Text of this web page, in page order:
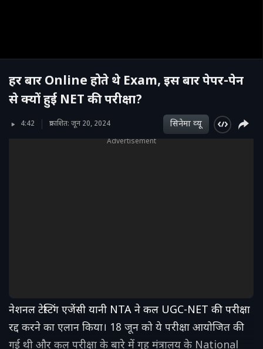
हर बार Online होते थे Exam, इस बार पेपर-पेन
से क्यों हुई NET की परीक्षा?
4:42 प्रकाशित: जून 20, 2024 सिनेमा व्‍यू
Advertisement
नेशनल टेस्टिंग एजेंसी यानी NTA ने कल UGC-NET की परीक्षा
रद्द करने का एलान किया। 18 जून को ये परीक्षा आयोजित की
गई थी और कल परीक्षा के बारे में गृह मंत्रालय के National